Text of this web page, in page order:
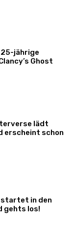
jährige
Ghost
lädt
erscheint schon
startet in den
gehts los!